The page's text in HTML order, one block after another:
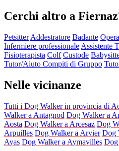
Cerchi altro a
Petsitter Addestratore Badante
Infermiere professionale Assistente
Fisioterapista Colf Custode
Tutor/Aiuto Compiti di Gruppo
Nelle vicinanze
Tutti i Dog Walker in provincia di
Walker a Antagnod Dog Walker a
Aosta Dog Walker a Arcesaz Dog
Arpuilles Dog Walker a Arvier Dog
Ayas Dog Walker a Aymavilles Dog